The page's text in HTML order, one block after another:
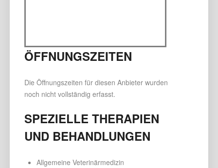
ÖFFNUNGSZEITEN
Die Öffnungszeiten für diesen Anbieter wurden
noch nicht vollständig erfasst.
SPEZIELLE THERAPIEN
UND BEHANDLUNGEN
Allgemeine Veterinärmedizin